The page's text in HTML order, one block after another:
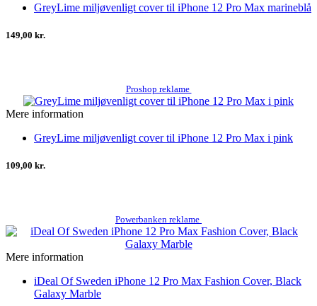
GreyLime miljøvenligt cover til iPhone 12 Pro Max marineblå
149,00 kr.
Proshop reklame
Mere information
GreyLime miljøvenligt cover til iPhone 12 Pro Max i pink
109,00 kr.
Powerbanken reklame
Mere information
iDeal Of Sweden iPhone 12 Pro Max Fashion Cover, Black
Galaxy Marble